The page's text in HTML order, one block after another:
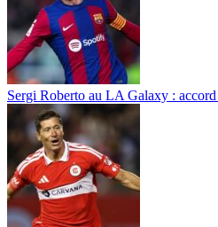
Sergi Roberto au LA Galaxy :